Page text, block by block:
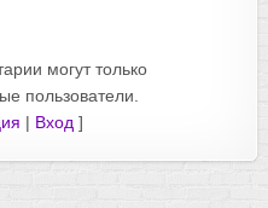
могут только
пользователи.
| Вход ]